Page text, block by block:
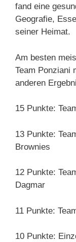
fand eine
Geografie,
seiner Heimat.
Am besten
Team Ponziani
anderen
15 Punkte:
13 Punkte:
Brownies
12 Punkte:
Dagmar
11 Punkte:
10 Punkte: